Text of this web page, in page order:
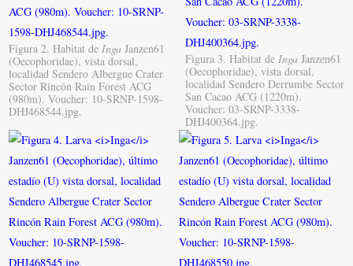
Figura 2. Habitat de Inga Janzen61
(Oecophoridae), vista dorsal,
localidad Sendero Albergue Crater
Sector Rincón Rain Forest ACG
(980m). Voucher: 10-SRNP-1598-
DHJ468544.jpg.
Figura 3. Habitat de Inga Janzen61
(Oecophoridae), vista dorsal,
localidad Sendero Derrumbe Sector
San Cacao ACG (1220m).
Voucher: 03-SRNP-3338-
DHJ400364.jpg.